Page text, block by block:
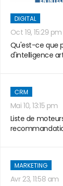
DIGITAL
Oct 19, 15:29 pm
Qu'est-ce que
d'intelligence
CRM
Mai 10, 13:15 pm
Liste de
MARKETING
Avr 23, 11:58 am